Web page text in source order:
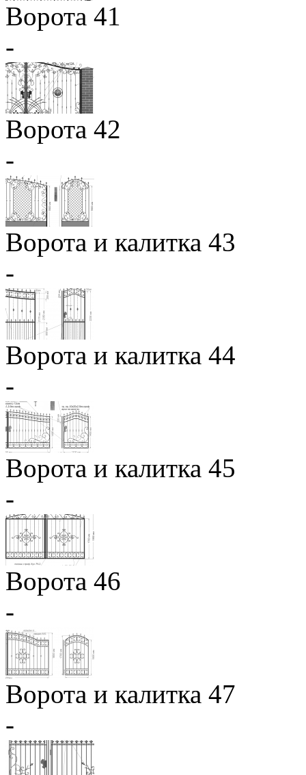
Ворота 41
-
Ворота 42
-
Ворота и калитка 43
-
Ворота и калитка 44
-
Ворота и калитка 45
-
Ворота 46
-
Ворота и калитка 47
-